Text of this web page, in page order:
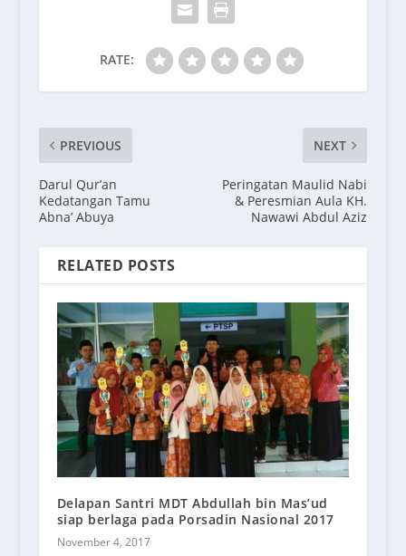
RATE:
PREVIOUS
Darul Qur’an
Kedatangan Tamu
Abna’ Abuya
NEXT
Peringatan Maulid Nabi
& Peresmian Aula KH.
Nawawi Abdul Aziz
RELATED POSTS
Delapan Santri MDT Abdullah bin Mas’ud
siap berlaga pada Porsadin Nasional 2017
November 4, 2017